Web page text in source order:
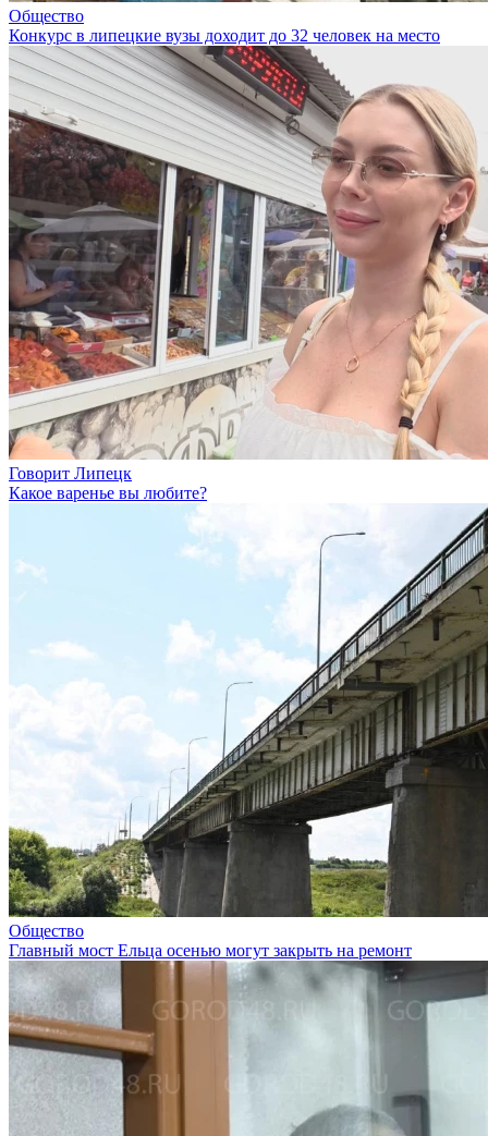
Общество
Конкурс в липецкие вузы доходит до 32 человек на место
Говорит Липецк
Какое варенье вы любите?
Общество
Главный мост Ельца осенью могут закрыть на ремонт